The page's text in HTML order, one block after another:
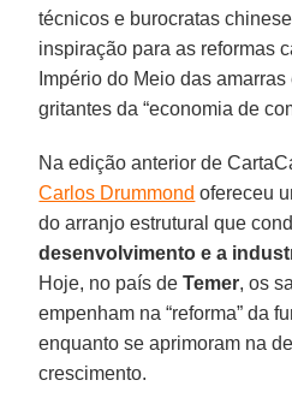
técnicos e burocratas
inspiração para as reformas
Império do Meio das
gritantes da “economia de
Na edição anterior de
Carlos Drummond ofereceu
do arranjo estrutural que
desenvolvimento e a
Hoje, no país deTemer, os
empenham na “reforma” da
enquanto se aprimoram na
crescimento.